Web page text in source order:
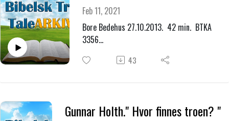
Feb 11, 2021
Bore Bedehus 27.10.2013. 42 min. BTKA
3356
dyrebar tro.
43
Gunnar Holth." Hvor finnes troen? "